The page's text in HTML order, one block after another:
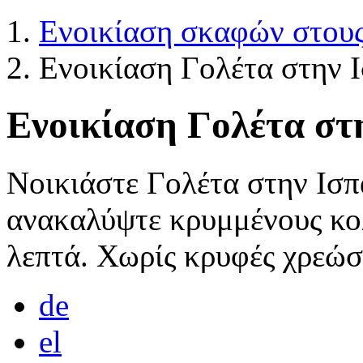
Ενοικίαση σκαφών
Ενοικίαση Γολέτα στην
Ενοικίαση Γολέτα
Νοικιάστε Γολέτα στην
ανακαλύψτε κρυμμένους
λεπτά. Χωρίς κρυφές
de
el